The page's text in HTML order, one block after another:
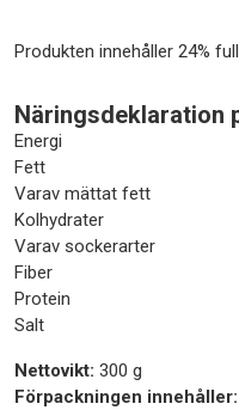
Produkten innehåller 24%
Näringsdeklaration
Energi
Fett
Varav mättat fett
Kolhydrater
Varav sockerarter
Fiber
Protein
Salt
Nettovikt: 300 g
Förpackningen innehåller: